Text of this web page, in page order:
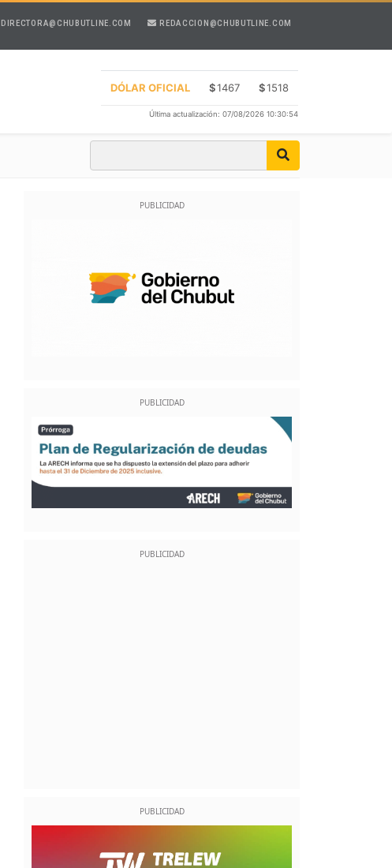
DIRECTORA@CHUBUTLINE.COM REDACCION@CHUBUTLINE.COM
DÓLAR OFICIAL $1467 $1518
Última actualización: 07/08/2026 10:30:54